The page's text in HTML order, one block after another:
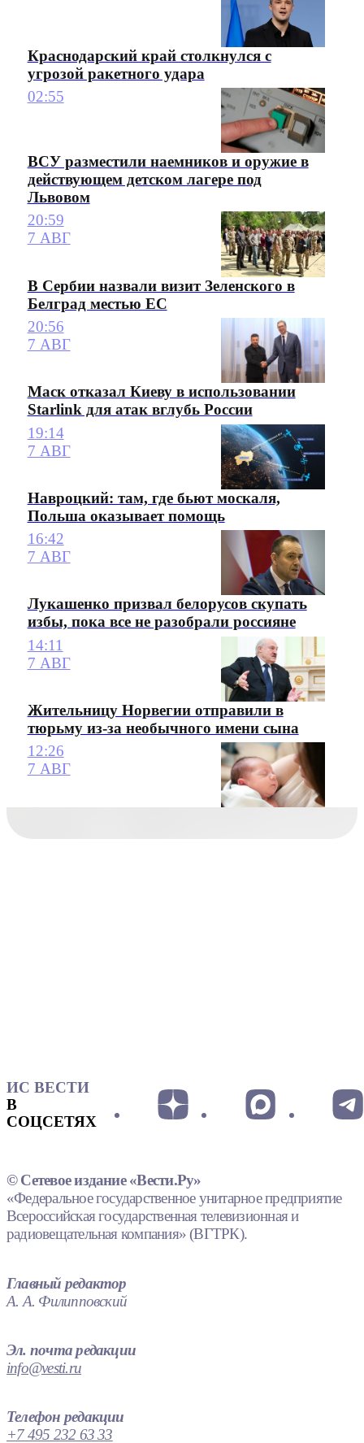
Краснодарский край столкнулся с
угрозой ракетного удара
02:55
ВСУ разместили наемников и оружие в
действующем детском лагере под
Львовом
20:59
7 АВГ
В Сербии назвали визит Зеленского в
Белград местью ЕС
20:56
7 АВГ
Маск отказал Киеву в использовании
Starlink для атак вглубь России
19:14
7 АВГ
Навроцкий: там, где бьют москаля,
Польша оказывает помощь
16:42
7 АВГ
Лукашенко призвал белорусов скупать
избы, пока все не разобрали россияне
14:11
7 АВГ
Жительницу Норвегии отправили в
тюрьму из-за необычного имени сына
12:26
7 АВГ
ИС ВЕСТИ
В
СОЦСЕТЯХ
© Сетевое издание «Вести.Ру»
«Федеральное государственное унитарное предприятие
Всероссийская государственная телевизионная и
радиовещательная компания» (ВГТРК).
Главный редактор
А. А. Филипповский
Эл. почта редакции
info@vesti.ru
Телефон редакции
+7 495 232 63 33